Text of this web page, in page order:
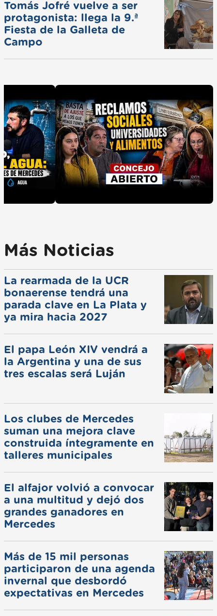
Tomás Jofré vuelve a ser
protagonista: llega la 9.ª
Fiesta de la Galleta de
Campo
Más Noticias
La rearmada de la UCR
bonaerense tendrá una
parada clave en La Plata y
ya mira hacia 2027
El papa León XIV vendrá a
la Argentina y una de sus
tres escalas será Luján
Los clubes de Mercedes
suman una mejora clave
construida íntegramente en
talleres municipales
El alfajor volvió a convocar
a una multitud y dejó dos
grandes ganadores en
Mercedes
Más de 15 mil personas
participaron de una agenda
invernal que desbordó
expectativas en Mercedes